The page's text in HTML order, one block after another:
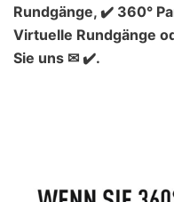
Rundgänge, ✔️ 360°
Virtuelle Rundgänge
Sie uns ✉ ✔️.